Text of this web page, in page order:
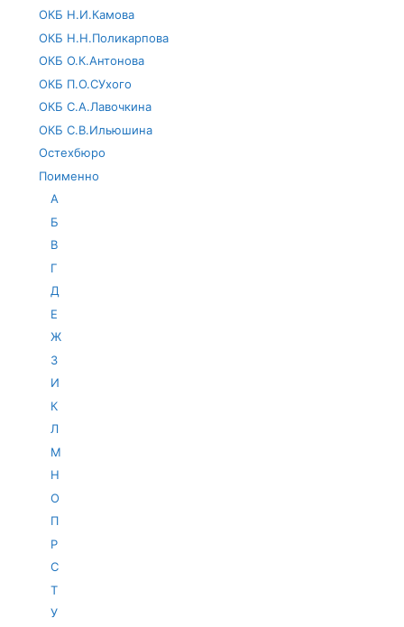
ОКБ Н.И.Камова
ОКБ Н.Н.Поликарпова
ОКБ О.К.Антонова
ОКБ П.О.СУхого
ОКБ С.А.Лавочкина
ОКБ С.В.Ильюшина
Остехбюро
Поименно
А
Б
В
Г
Д
Е
Ж
З
И
К
Л
М
Н
О
П
Р
С
Т
У